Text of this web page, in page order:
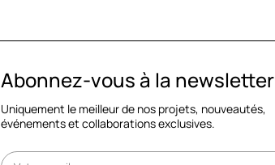
Abonnez-vous à la newsletter
Uniquement le meilleur de nos projets, nouveautés,
événements et collaborations exclusives.